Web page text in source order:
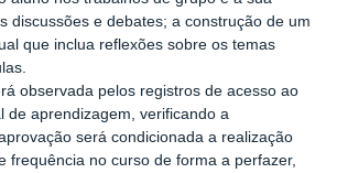
discussões e debates; a construção de um
que inclua reflexões sobre os temas
observada pelos registros de acesso ao
de aprendizagem, verificando a
será condicionada a realização
frequência no curso de forma a perfazer,